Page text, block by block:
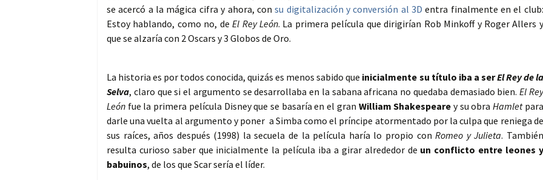
se acercó a la mágica cifra y ahora, consu digitalización y conversión al 3D entra finalmente en el club:
Estoy hablando, como no, deEl Rey León. La primera película que dirigirían Rob Minkoff y Roger Allers y
que se alzaría con 2 Oscars y 3 Globos de Oro.
La historia es por todos conocida, quizás es menos sabido que inicialmente su título iba a serEl Rey de la
Selva, claro que si el argumento se desarrollaba en la sabana africana no quedaba demasiado bien.El Rey
León fue la primera película Disney que se basaría en el gran William Shakespeare y su obraHamlet para
darle una vuelta al argumento y poner a Simba como el príncipe atormentado por la culpa que reniega de
sus raíces, años después (1998) la secuela de la película haría lo propio conRomeo y Julieta. También
resulta curioso saber que inicialmente la película iba a girar alrededor de un conflicto entre leones y
babuinos, de los que Scar sería el líder.